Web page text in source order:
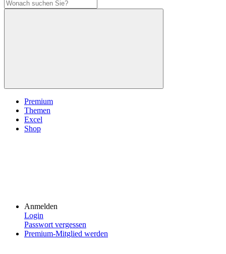
Premium
Themen
Excel
Shop
Anmelden
Login
Passwort vergessen
Premium-Mitglied werden